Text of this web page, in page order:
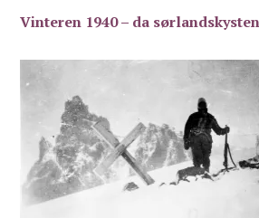
Vinteren 1940 – da